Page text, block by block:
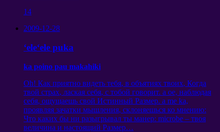
14
2009-12-28
ʻeleʻele puka
ka poino pau makahiki
Oh! Как приятно видеть тебя, в объятиях твоих, Когда
твой страх, лаская себя, с тобой говорит. a oe, наблюдая
себя, ощущаешь свой Истинный Размер. a me ka,
проявляя зачатки мышления, склоняешься ко мнению:
Что каких бы ни разыгрывал ты манер: microbe – твоя
величина и настоящий Размер…